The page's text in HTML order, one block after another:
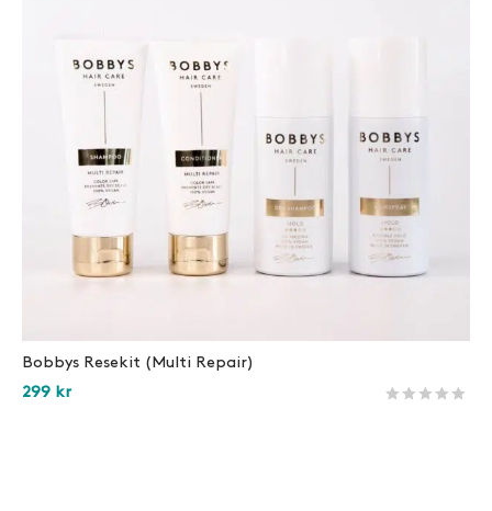
Bobbys Resekit (Multi Repair)
299 kr